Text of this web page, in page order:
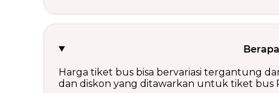
Harga tiket bus bisa bervariasi tergantung
dan diskon yang ditawarkan untuk tiket bus